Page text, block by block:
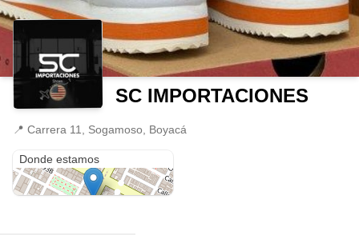
SC IMPORTACIONES
📍 Carrera 11, Sogamoso, Boyacá
Donde estamos